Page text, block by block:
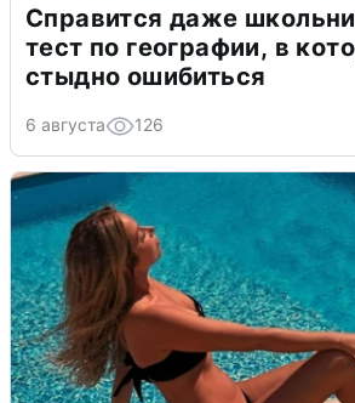
Справится даже
тест по географии, в
стыдно ошибиться
6 августа 126